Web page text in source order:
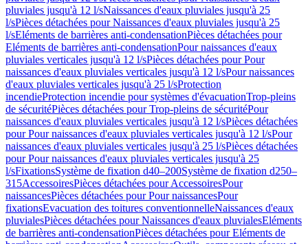
pluviales jusqu'à 12 l/sNaissances d'eaux pluviales jusqu'à 25
l/sPièces détachées pour Naissances d'eaux pluviales jusqu'à 25
l/sEléments de barrières anti-condensationPièces détachées pour
Eléments de barrières anti-condensationPour naissances d'eaux
pluviales verticales jusqu'à 12 l/sPièces détachées pour Pour
naissances d'eaux pluviales verticales jusqu'à 12 l/sPour naissances
d'eaux pluviales verticales jusqu'à 25 l/sProtection
incendieProtection incendie pour systèmes d'évacuationTrop-pleins
de sécuritéPièces détachées pour Trop-pleins de sécuritéPour
naissances d'eaux pluviales verticales jusqu'à 12 l/sPièces détachées
pour Pour naissances d'eaux pluviales verticales jusqu'à 12 l/sPour
naissances d'eaux pluviales verticales jusqu'à 25 l/sPièces détachées
pour Pour naissances d'eaux pluviales verticales jusqu'à 25
l/sFixationsSystème de fixation d40–200Système de fixation d250–
315AccessoiresPièces détachées pour AccessoiresPour
naissancesPièces détachées pour Pour naissancesPour
fixationsEvacuation des toitures conventionnelleNaissances d'eaux
pluvialesPièces détachées pour Naissances d'eaux pluvialesEléments
de barrières anti-condensationPièces détachées pour Eléments de